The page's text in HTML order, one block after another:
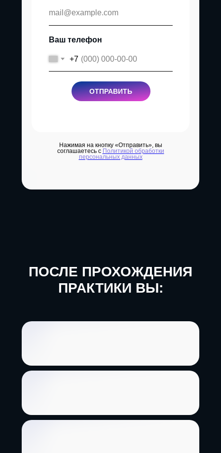
Ваш телефон
+7
ОТПРАВИТЬ
Нажимая на кнопку «Отправить», вы
соглашаетесь с Политикой обработки
персональных данных
ПОСЛЕ ПРОХОЖДЕНИЯ
ПРАКТИКИ ВЫ: